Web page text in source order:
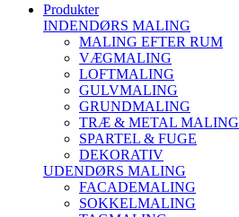
Produkter
INDENDØRS MALING
MALING EFTER RUM
VÆGMALING
LOFTMALING
GULVMALING
GRUNDMALING
TRÆ & METAL MALING
SPARTEL & FUGE
DEKORATIV
UDENDØRS MALING
FACADEMALING
SOKKELMALING